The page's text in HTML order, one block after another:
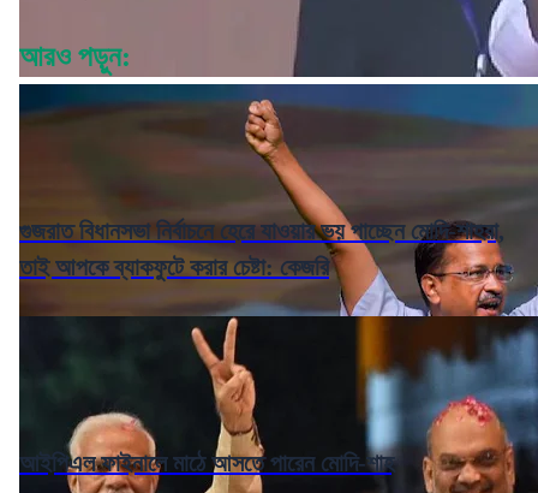
আরও পড়ুন:
গুজরাত বিধানসভা নির্বাচনে হেরে যাওয়ার ভয় পাচ্ছেন মোদি-শাহরা,
তাই আপকে ব্যাকফুটে করার চেষ্টা: কেজরি
আইপিএল ফাইনালে মাঠে আসতে পারেন মোদি-শাহ